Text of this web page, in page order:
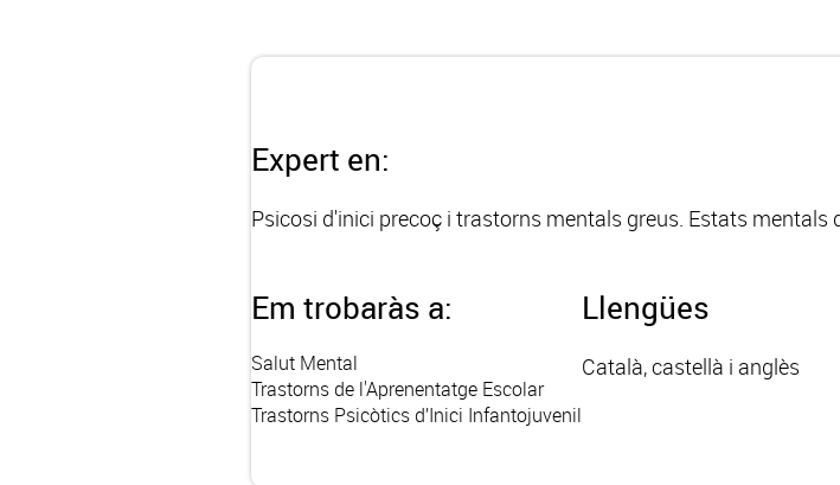
Expert en:
Psicosi d'inici precoç i trastorns mentals greus. Estats mentals
Em trobaràs a:
Salut Mental
Trastorns de l'Aprenentatge Escolar
Trastorns Psicòtics d’Inici Infantojuvenil
Llengües
Català, castellà i anglès